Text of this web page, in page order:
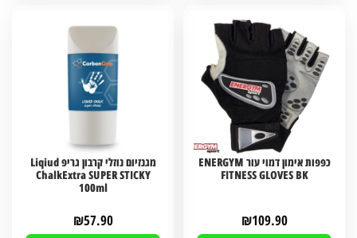
כפפות אימון דמוי עור ENERGYM
FITNESS GLOVES BK
₪109.90
מגנזיום נוזלי קרבון גריפ Liqiud
ChalkExtra SUPER STICKY
100ml
₪57.90